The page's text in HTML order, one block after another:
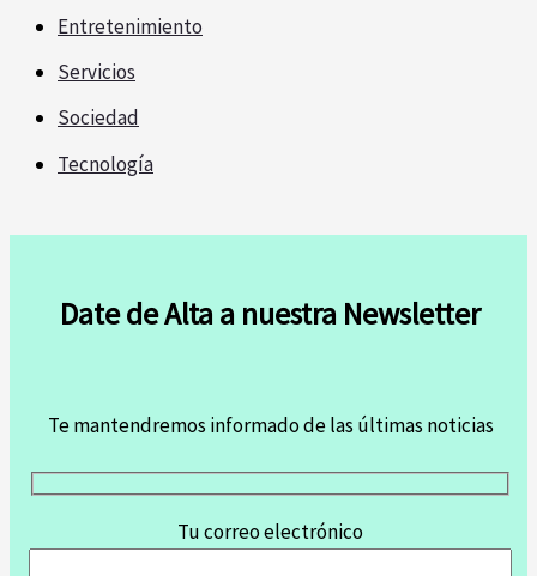
Entretenimiento
Servicios
Sociedad
Tecnología
Date de Alta a nuestra Newsletter
Te mantendremos informado de las últimas noticias
Tu correo electrónico